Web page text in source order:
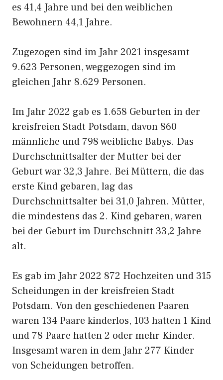
es 41,4 Jahre und bei den weiblichen
Bewohnern 44,1 Jahre.
Zugezogen sind im Jahr 2021 insgesamt
9.623 Personen, weggezogen sind im
gleichen Jahr 8.629 Personen.
Im Jahr 2022 gab es 1.658 Geburten in der
kreisfreien Stadt Potsdam, davon 860
männliche und 798 weibliche Babys. Das
Durchschnittsalter der Mutter bei der
Geburt war 32,3 Jahre. Bei Müttern, die das
erste Kind gebaren, lag das
Durchschnittsalter bei 31,0 Jahren. Mütter,
die mindestens das 2. Kind gebaren, waren
bei der Geburt im Durchschnitt 33,2 Jahre
alt.
Es gab im Jahr 2022 872 Hochzeiten und 315
Scheidungen in der kreisfreien Stadt
Potsdam. Von den geschiedenen Paaren
waren 134 Paare kinderlos, 103 hatten 1 Kind
und 78 Paare hatten 2 oder mehr Kinder.
Insgesamt waren in dem Jahr 277 Kinder
von Scheidungen betroffen.